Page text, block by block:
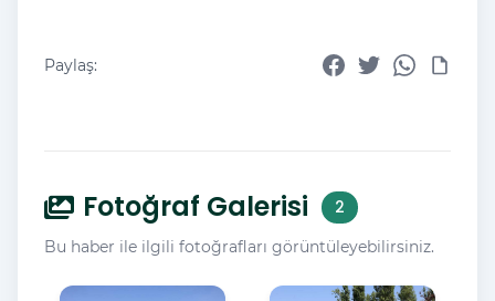
Paylaş:
Fotoğraf Galerisi 2
Bu haber ile ilgili fotoğrafları görüntüleyebilirsiniz.